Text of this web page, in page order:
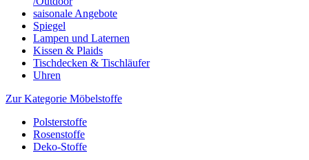
saisonale Angebote
Spiegel
Lampen und Laternen
Kissen & Plaids
Tischdecken & Tischläufer
Uhren
Zur Kategorie Möbelstoffe
Polsterstoffe
Rosenstoffe
Deko-Stoffe